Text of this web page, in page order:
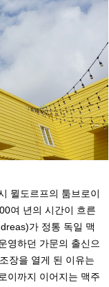
뮐도르프의 툼브로이
여 년의 시간이 흐른
가 정통 독일 맥
영하던 가문의 출신으
장을 열게 된 이유는
이까지 이어지는 맥주